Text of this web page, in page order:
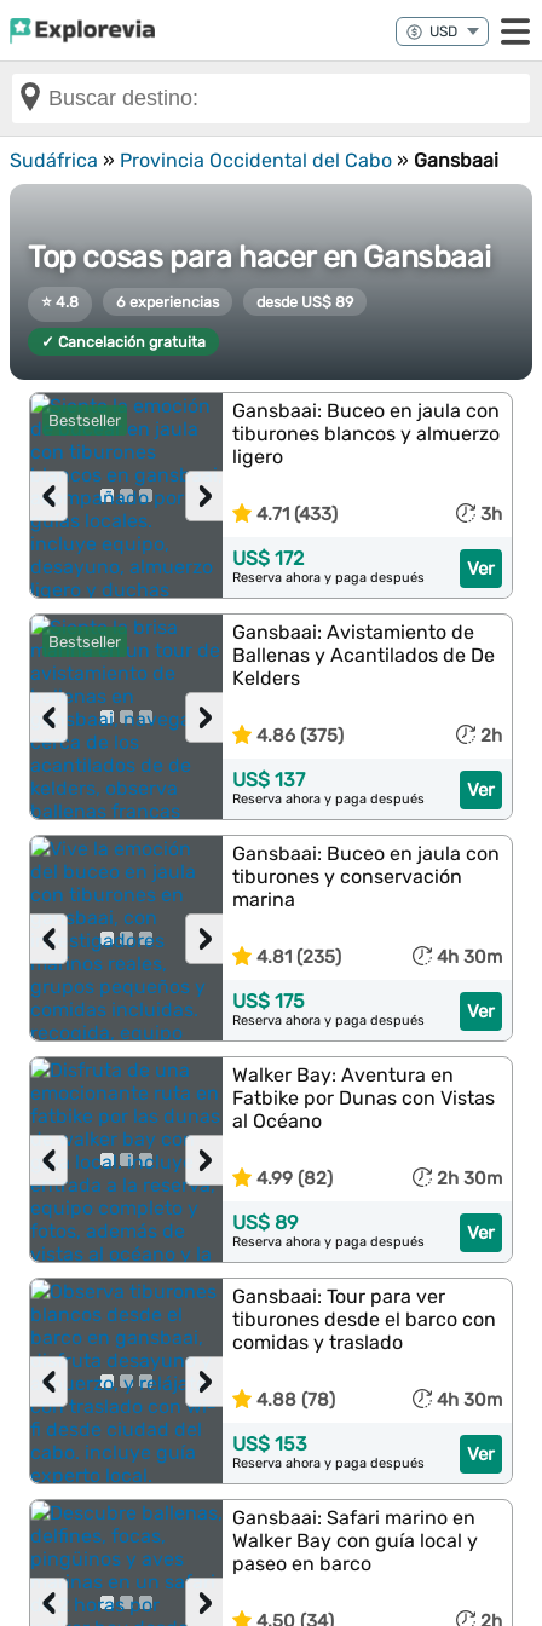
Sudáfrica » Provincia Occidental del Cabo » Gansbaai
Top cosas para hacer en Gansbaai
⭐ 4.8 6 experiencias desde US$ 89
✓ Cancelación gratuita
Bestseller
›
‹
Gansbaai: Buceo en jaula con
tiburones blancos y almuerzo
ligero
4.71 (433) 3h
Ver
US$ 172
Reserva ahora y paga después
Bestseller
›
‹
Gansbaai: Avistamiento de
Ballenas y Acantilados de De
Kelders
4.86 (375) 2h
Ver
US$ 137
Reserva ahora y paga después
›
‹
Gansbaai: Buceo en jaula con
tiburones y conservación
marina
4.81 (235) 4h 30m
Ver
US$ 175
Reserva ahora y paga después
›
‹
Walker Bay: Aventura en
Fatbike por Dunas con Vistas
al Océano
4.99 (82) 2h 30m
Ver
US$ 89
Reserva ahora y paga después
›
‹
Gansbaai: Tour para ver
tiburones desde el barco con
comidas y traslado
4.88 (78) 4h 30m
Ver
US$ 153
Reserva ahora y paga después
›
‹
Gansbaai: Safari marino en
Walker Bay con guía local y
paseo en barco
4.50 (34) 2h